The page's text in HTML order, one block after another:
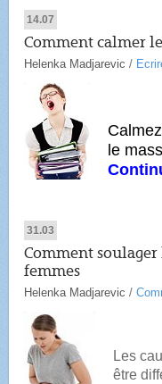
14.07
Comment calmer
Helenka Madjarevic /
le
31.03
Comment
femmes
Helenka Madjarevic /
Les
être